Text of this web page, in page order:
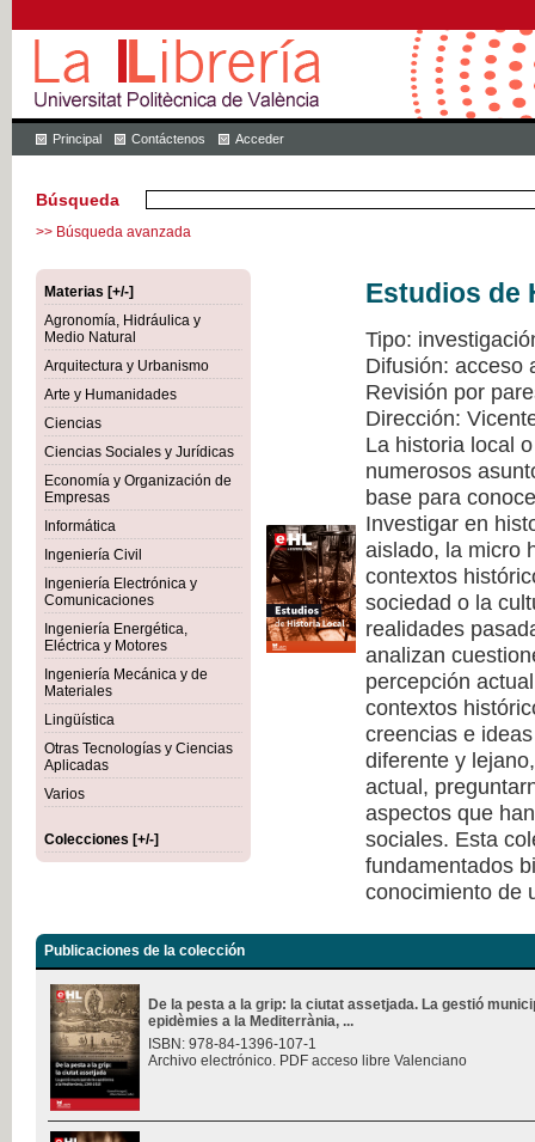
Principal Contáctenos Acceder
Búsqueda
>> Búsqueda avanzada
Materias [+/-]
Agronomía, Hidráulica y
Medio Natural
Arquitectura y Urbanismo
Arte y Humanidades
Ciencias
Ciencias Sociales y Jurídicas
Economía y Organización de
Empresas
Informática
Ingeniería Civil
Ingeniería Electrónica y
Comunicaciones
Ingeniería Energética,
Eléctrica y Motores
Ingeniería Mecánica y de
Materiales
Lingüística
Otras Tecnologías y Ciencias
Aplicadas
Varios
Colecciones [+/-]
Estudios de
Tipo:
Difusión: acceso
Revisión por
Dirección:
La historia local
numerosos
base para
Investigar en
aislado, la micro
contextos
sociedad o la
realidades
analizan
percepción
contextos
creencias e
diferente y
actual,
aspectos que
sociales. Esta
fundamentados
conocimiento de
Publicaciones de la colección
De la pesta a la grip: la ciutat assetjada. La gestió
epidèmies a la Mediterrània, ...
ISBN: 978-84-1396-107-1
Archivo electrónico. PDF acceso libre Valenciano